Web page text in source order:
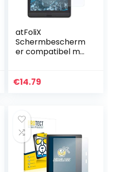
atFoliX
Schermbescherm
er compatibel met
ultra-helder FX
€14.79